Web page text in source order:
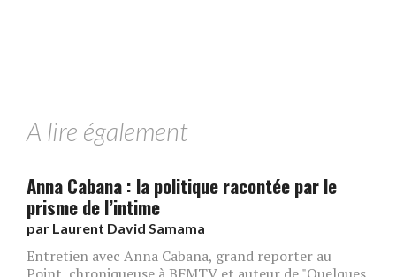
A lire également
Anna Cabana : la politique racontée par le
prisme de l’intime
par Laurent David Samama
Entretien avec Anna Cabana, grand reporter au